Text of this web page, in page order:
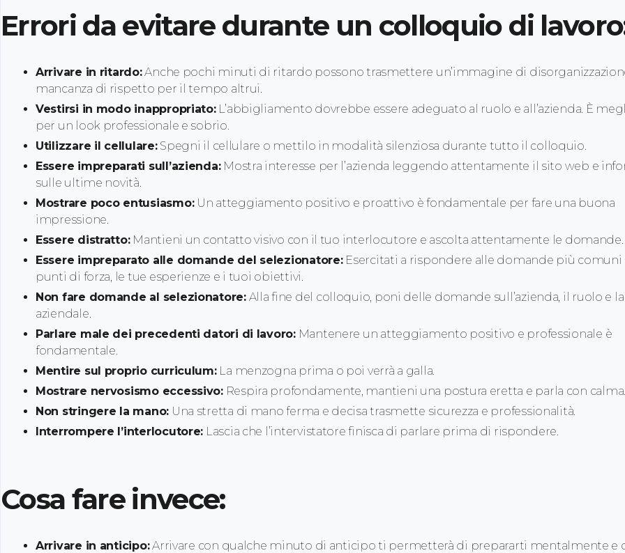
Errori da evitare durante un colloquio di
Arrivare in ritardo:Anche pochi minuti di ritardo possono trasmettere un’immagine di
mancanza di rispetto per il tempo altrui.
Vestirsi in modo inappropriato:L’abbigliamento dovrebbe essere adeguato al ruolo e all’azienda. È
per un look professionale e sobrio.
Utilizzare il cellulare:Spegni il cellulare o mettilo in modalità silenziosa durante tutto il colloquio.
Essere impreparati sull’azienda:Mostra interesse per l’azienda leggendo attentamente il sito web e
sulle ultime novità.
Mostrare poco entusiasmo:Un atteggiamento positivo e proattivo è fondamentale per fare una buona
impressione.
Essere distratto:Mantieni un contatto visivo con il tuo interlocutore e ascolta attentamente le domande.
Essere impreparato alle domande del selezionatore:Esercitati a rispondere alle domande più comuni
punti di forza, le tue esperienze e i tuoi obiettivi.
Non fare domande al selezionatore:Alla fine del colloquio, poni delle domande sull’azienda, il ruolo e
aziendale.
Parlare male dei precedenti datori di lavoro:Mantenere un atteggiamento positivo e professionale è
fondamentale.
Mentire sul proprio curriculum:La menzogna prima o poi verrà a galla.
Mostrare nervosismo eccessivo:Respira profondamente, mantieni una postura eretta e parla con calma.
Non stringere la mano: Una stretta di mano ferma e decisa trasmette sicurezza e professionalità.
Interrompere l’interlocutore: Lascia che l’intervistatore finisca di parlare prima di rispondere.
Cosa fare invece:
Arrivare in anticipo:Arrivare con qualche minuto di anticipo ti permetterà di prepararti mentalmente e